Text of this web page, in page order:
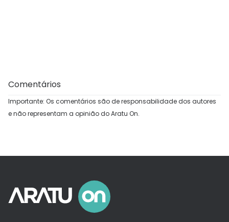
Comentários
Importante: Os comentários são de responsabilidade dos autores
e não representam a opinião do Aratu On.